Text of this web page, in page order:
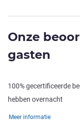
Onze
gasten
100% gecertificeerde
hebben overnacht
Meer informatie